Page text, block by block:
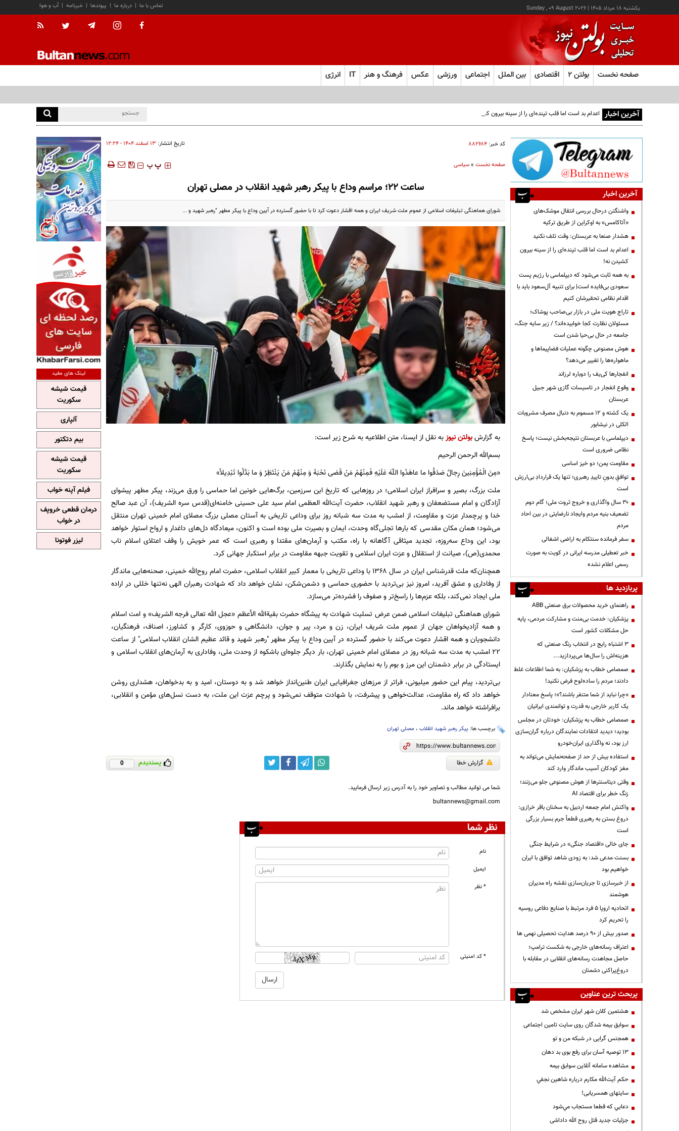
يکشنبه ۱۸ مرداد ۱۴۰۵ |
Sunday , 09 August 2026 آب و هوا | خبرنامه | پیوندها | درباره ما | تماس با ما
صفحه نخست بولتن ۲ اقتصادی بین الملل اجتماعی ورزشی عکس فرهنگ و هنر IT انرژی
آخرین اخبار اعدام بد است اما قلب تپنده‌ای را از سینه بیرون کشیدن نه!
کد خبر: ۸۸۲۶۸۴ تاریخ انتشار: ۱۳ اسفند ۱۴۰۴ - ۱۲:۲۴
صفحه نخست»سیاسی ‍‍‍ پ پ
ساعت ۲۲؛ مراسم وداع با پیکر رهبر شهید انقلاب در مصلی تهران
شورای هماهنگی تبلیغات اسلامی از عموم ملت شریف ایران و همه اقشار دعوت کرد تا با حضور گسترده در آیین وداع با پیکر مطهر "رهبر شهید و ...
به گزارشبولتن نیوزبه نقل از ایسنا، متن اطلاعیه به شرح زیر است:
بسم‌الله الرحمن الرحیم
«مِنَ الْمُؤْمِنِینَ رِجالٌ صَدَقُوا ما عاهَدُوا اللّهَ عَلَیْهِ فَمِنْهُمْ مَنْ قَضی نَحْبَهُ وَ مِنْهُمْ مَنْ یَنْتَظِرُ وَ ما بَدَّلُوا تَبْدِیلاً»
ملت بزرگ، بصیر و سرافراز ایران اسلامی؛ در روزهایی که تاریخ این سرزمین، برگ‌هایی خونین اما حماسی را ورق می‌زند، پیکر مطهر پیشوای
آزادگان و امام مستضعفان و رهبر شهید انقلاب، حضرت آیت‌الله العظمی امام سید علی حسینی خامنه‌ای(قدس سره الشریف)، آن عبد صالح
خدا و پرچمدار عزت و مقاومت، از امشب به مدت سه شبانه روز برای وداعی تاریخی به آستان مصلی بزرگ مصلای امام خمینی تهران منتقل
می‌شود؛ همان مکان مقدسی که بارها تجلی‌گاه وحدت، ایمان و بصیرت ملی بوده است و اکنون، میعادگاه دل‌های داغدار و ارواح استوار خواهد
بود، این وداع سه‌روزه، تجدید میثاقی آگاهانه با راه، مکتب و آرمان‌های مقتدا و رهبری است که عمر خویش را وقف اعتلای اسلام ناب
محمدی(ص)، صیانت از استقلال و عزت ایران اسلامی و تقویت جبهه مقاومت در برابر استکبار جهانی کرد.
همچنان‌که ملت قدرشناس ایران در سال ۱۳۶۸ با وداعی تاریخی با معمار کبیر انقلاب اسلامی، حضرت امام روح‌الله خمینی، صحنه‌هایی ماندگار
از وفاداری و عشق آفرید، امروز نیز بی‌تردید با حضوری حماسی و دشمن‌شکن، نشان خواهد داد که شهادت رهبران الهی نه‌تنها خللی در اراده
ملی ایجاد نمی‌کند، بلکه عزم‌ها را راسخ‌تر و صفوف را فشرده‌تر می‌سازد.
شورای هماهنگی تبلیغات اسلامی ضمن عرض تسلیت شهادت به پیشگاه حضرت بقیة‌الله الأعظم «عجل الله تعالی فرجه الشریف» و امت اسلام
و همه آزادیخواهان جهان از عموم ملت شریف ایران، زن و مرد، پیر و جوان، دانشگاهی و حوزوی، کارگر و کشاورز، اصناف، فرهنگیان،
دانشجویان و همه اقشار دعوت می‌کند با حضور گسترده در آیین وداع با پیکر مطهر "رهبر شهید و قائد عظیم الشان انقلاب اسلامی" از ساعت
۲۲ امشب به مدت سه شبانه روز در مصلای امام خمینی تهران، بار دیگر جلوه‌ای باشکوه از وحدت ملی، وفاداری به آرمان‌های انقلاب اسلامی و
ایستادگی در برابر دشمنان این مرز و بوم را به نمایش بگذارند.
بی‌تردید، پیام این حضور میلیونی، فراتر از مرزهای جغرافیایی ایران طنین‌انداز خواهد شد و به دوستان، امید و به بدخواهان، هشداری روشن
خواهد داد که راه مقاومت، عدالت‌خواهی و پیشرفت، با شهادت متوقف نمی‌شود و پرچم عزت این ملت، به دست نسل‌های مؤمن و انقلابی،
برافراشته خواهد ماند.
برچسب ها: پیکر رهبر شهید انقلاب ، مصلی تهران
گزارش خطا پسندیدم 0
شما می توانید مطالب و تصاویر خود را به آدرس زیر ارسال فرمایید.
bultannews@gmail.com
نظر شما
نام
ایمیل
* نظر
* کد امنیتی
آخرین اخبار
واشنگتن درحال بررسی انتقال موشک‌های
«آتاکامس» به اوکراین از طریق ترکیه
هشدار صنعا به عربستان: وقت تلف نکنید
اعدام بد است اما قلب تپنده‌ای را از سینه بیرون
کشیدن نه!
به همه ثابت می‌شود که دیپلماسی با رژیم پست
سعودی بی‌فایده است| برای تنبیه آل‌سعود باید با
اقدام نظامی تحقیرشان کنیم
تاراج هویت ملی در بازار بی‌صاحب پوشاک؛
مسئولان نظارت کجا خوابیده‌اند؟ / زیر سایه جنگ،
جامعه در حال بی‌حیا شدن است
هوش مصنوعی چگونه عملیات فضاپیماها و
ماهواره‌ها را تغییر می‌دهد؟
انفجارها کی‌یف را دوباره لرزاند
وقوع انفجار در تاسیسات گازی شهر جبیل
عربستان
یک کشته و ۱۲ مسموم به دنبال مصرف مشروبات
الکلی در نیشابور
دیپلماسی با عربستان نتیجه‌بخش نیست؛ پاسخ
نظامی ضروری است
مقاومت یمن؛ دو خیز اساسی
توافقِ بدونِ تاییدِ رهبری؛ تنها یک قراردادِ بی‌ارزش
است
۳۰ سال واگذاری و خروج ثروت ملی؛ گام دوم
تضعیف بنیه مردم وایجاد نارضایتی در بین احاد
مردم
سفر فرمانده سنتکام به اراضی اشغالی
خبر تعطیلی مدرسه ایرانی در کویت به صورت
رسمی اعلام نشده
پربازدید ها
راهنمای خرید محصولات برق صنعتی ABB
پزشکیان: خدمت بی‌منت و مشارکت مردمی، پایه
حل مشکلات کشور است
3 اشتباه رایج در انتخاب رنگ صنعتی که
هزینه‌اش را سال‌ها می‌پردازید...
صمصامی خطاب به پزشکیان: به شما اطلاعات غلط
دادند؛ مردم را ساده‌لوح فرض نکنید!
«چرا نباید از شما متنفر باشند؟»؛ پاسخ معنادار
یک کاربر خارجی به قدرت و توانمندی ایرانیان
صمصامی خطاب به پزشکیان: خودتان در مجلس
بودید؛ دیدید انتقادات نمایندگان درباره گران‌سازی
ارز بود، نه واگذاری ایران‌خودرو
استفاده بیش از حد از صفحه‌نمایش می‌تواند به
مغز کودکان آسیب ماندگار وارد کند
وقتی دیتاسنترها از هوش مصنوعی جلو می‌زنند؛
زنگ خطر برای اقتصاد AI
واکنش امام جمعه اردبیل به سخنان باقر خرازی:
دروغ بستن به رهبری قطعاً جرم بسیار بزرگی
است
جای خالی «اقتصاد جنگی» در شرایط جنگی
بسنت مدعی شد: به زودی شاهد توافق با ایران
خواهیم بود
از خبرسازی تا جریان‌سازی نقشه راه مدیران
هوشمند
اتحادیه اروپا ۵ فرد مرتبط با صنایع دفاعی روسیه
را تحریم کرد
صدور بیش از ۹۰ درصد هدایت تحصیلی نهمی ها
اعتراف رسانه‌های خارجی به شکست ترامپ؛
حاصل مجاهدت رسانه‌های انقلابی در مقابله با
دروغ‌پراکنی دشمنان
پربحث ترین عناوین
هشتمین کلان شهر ایران مشخص شد
سوابق بیمه شدگان روی سایت تامین اجتماعی
همجنس گرایی در شبکه من و تو
13 توصیه آسان برای رفع بوی بد دهان
مشاهده سامانه آنلاين سوابق بیمه
حكم آيت‌الله مكارم درباره شاهين نجفي
سایتهای همسریابی!
دعايي كه قطعا مستجاب مي‌شود
جزئیات جدید قتل روح الله داداشی
لینک های مفید
قیمت شیشه
سکوریت
آلپاری
بیم دتکتور
قیمت شیشه
سکوریت
فیلم آپنه خواب
درمان قطعی خروپف
در خواب
لیزر فوتونا